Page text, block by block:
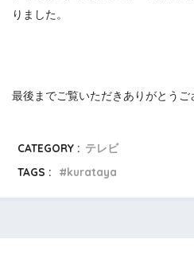
りました。
最後までご覧いただきありがとうご
CATEGORY : テレビ
TAGS :
kurataya